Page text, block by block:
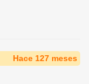
Hace 127 meses